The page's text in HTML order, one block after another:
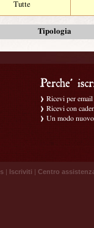
Tutte
Tipologia
Ricevi per
Ricevi con
Un modo
| Iscriviti | Centro